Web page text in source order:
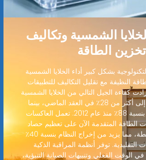
الشمسية وتكاليف
تخزين الطاقة
بشكل كبير أداء الخلايا الشمسية
النظيفة مع تقليل التكاليف للتطبيقات
كفاءة الجيل التالي من الخلايا الشمسية
الصناعية من 18٪ إلى أكثر من 28٪ في العقد الماضي، بينما
انخفضت التكاليف بنسبة 88٪ منذ عام 2012. تعمل العاكسات
الطاقة المتقدمة الآن على تعظيم حصاد
الطاقة من كل محطة، مما يزيد من إخراج النظام بنسبة 40٪
التقليدية. توفر أنظمة المراقبة الذكية
في الوقت الفعلي وتنبيهات الصيانة التنبؤية،